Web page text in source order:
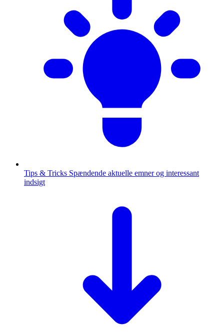
Tips & Tricks Spændende aktuelle emner og interessant
indsigt